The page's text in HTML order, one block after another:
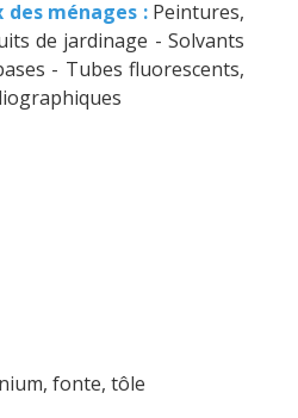
des ménages :Peintures,
de jardinage - Solvants
- Tubes fluorescents,
fonte, tôle